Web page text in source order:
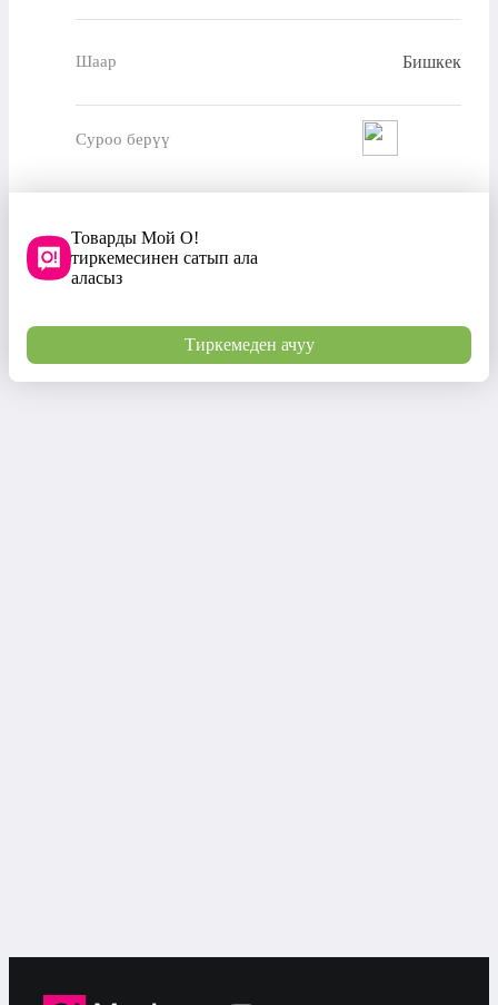
Шаар Бишкек
Суроо берүү
Товарды Мой О!
тиркемесинен сатып ала
аласыз
Тиркемеден ачуу